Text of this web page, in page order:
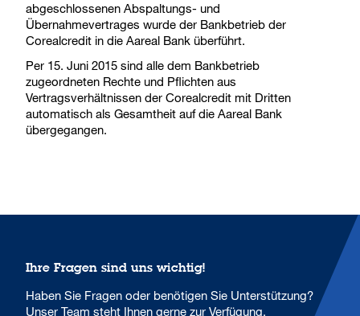
abgeschlossenen Abspaltungs- und
Übernahmevertrages wurde der Bankbetrieb der
Corealcredit in die Aareal Bank überführt.
Per 15. Juni 2015 sind alle dem Bankbetrieb
zugeordneten Rechte und Pflichten aus
Vertragsverhältnissen der Corealcredit mit Dritten
automatisch als Gesamtheit auf die Aareal Bank
übergegangen.
Ihre Fragen sind uns wichtig!
Haben Sie Fragen oder benötigen Sie Unterstützung?
Unser Team steht Ihnen gerne zur Verfügung.